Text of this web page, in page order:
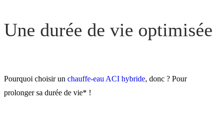
Une durée de vie optimisée
Pourquoi choisir un chauffe-eau ACI hybride, donc ? Pour
prolonger sa durée de vie* !